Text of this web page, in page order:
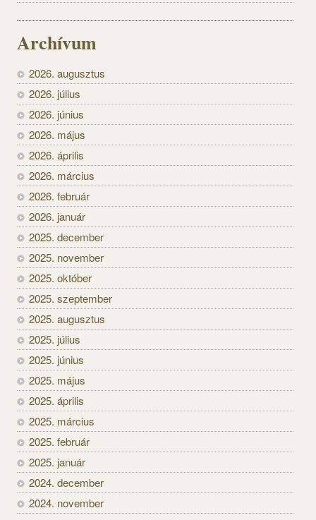
Archívum
2026. augusztus
2026. július
2026. június
2026. május
2026. április
2026. március
2026. február
2026. január
2025. december
2025. november
2025. október
2025. szeptember
2025. augusztus
2025. július
2025. június
2025. május
2025. április
2025. március
2025. február
2025. január
2024. december
2024. november